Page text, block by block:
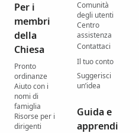
Per i
membri
della
Chiesa
Pronto
ordinanze
Aiuto con i
nomi di
famiglia
Risorse per i
dirigenti
Comunità
degli utenti
Centro
assistenza
Contattaci
Il tuo conto
Suggerisci
un’idea
Guida e
apprendi